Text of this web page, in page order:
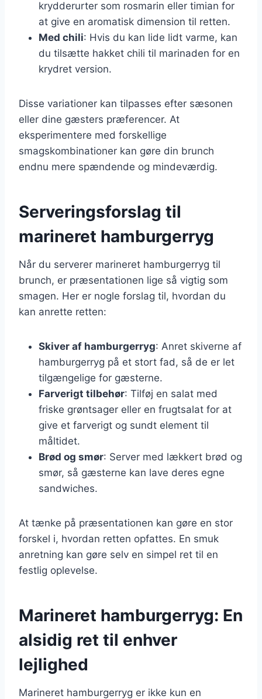
krydderurter som rosmarin eller timian for
at give en aromatisk dimension til retten.
Med chili: Hvis du kan lide lidt varme, kan
du tilsætte hakket chili til marinaden for en
krydret version.
Disse variationer kan tilpasses efter sæsonen
eller dine gæsters præferencer. At
eksperimentere med forskellige
smagskombinationer kan gøre din brunch
endnu mere spændende og mindeværdig.
Serveringsforslag til
marineret hamburgerryg
Når du serverer marineret hamburgerryg til
brunch, er præsentationen lige så vigtig som
smagen. Her er nogle forslag til, hvordan du
kan anrette retten:
Skiver af hamburgerryg: Anret skiverne af
hamburgerryg på et stort fad, så de er let
tilgængelige for gæsterne.
Farverigt tilbehør: Tilføj en salat med
friske grøntsager eller en frugtsalat for at
give et farverigt og sundt element til
måltidet.
Brød og smør: Server med lækkert brød og
smør, så gæsterne kan lave deres egne
sandwiches.
At tænke på præsentationen kan gøre en stor
forskel i, hvordan retten opfattes. En smuk
anretning kan gøre selv en simpel ret til en
festlig oplevelse.
Marineret hamburgerryg: En
alsidig ret til enhver
lejlighed
Marineret hamburgerryg er ikke kun en